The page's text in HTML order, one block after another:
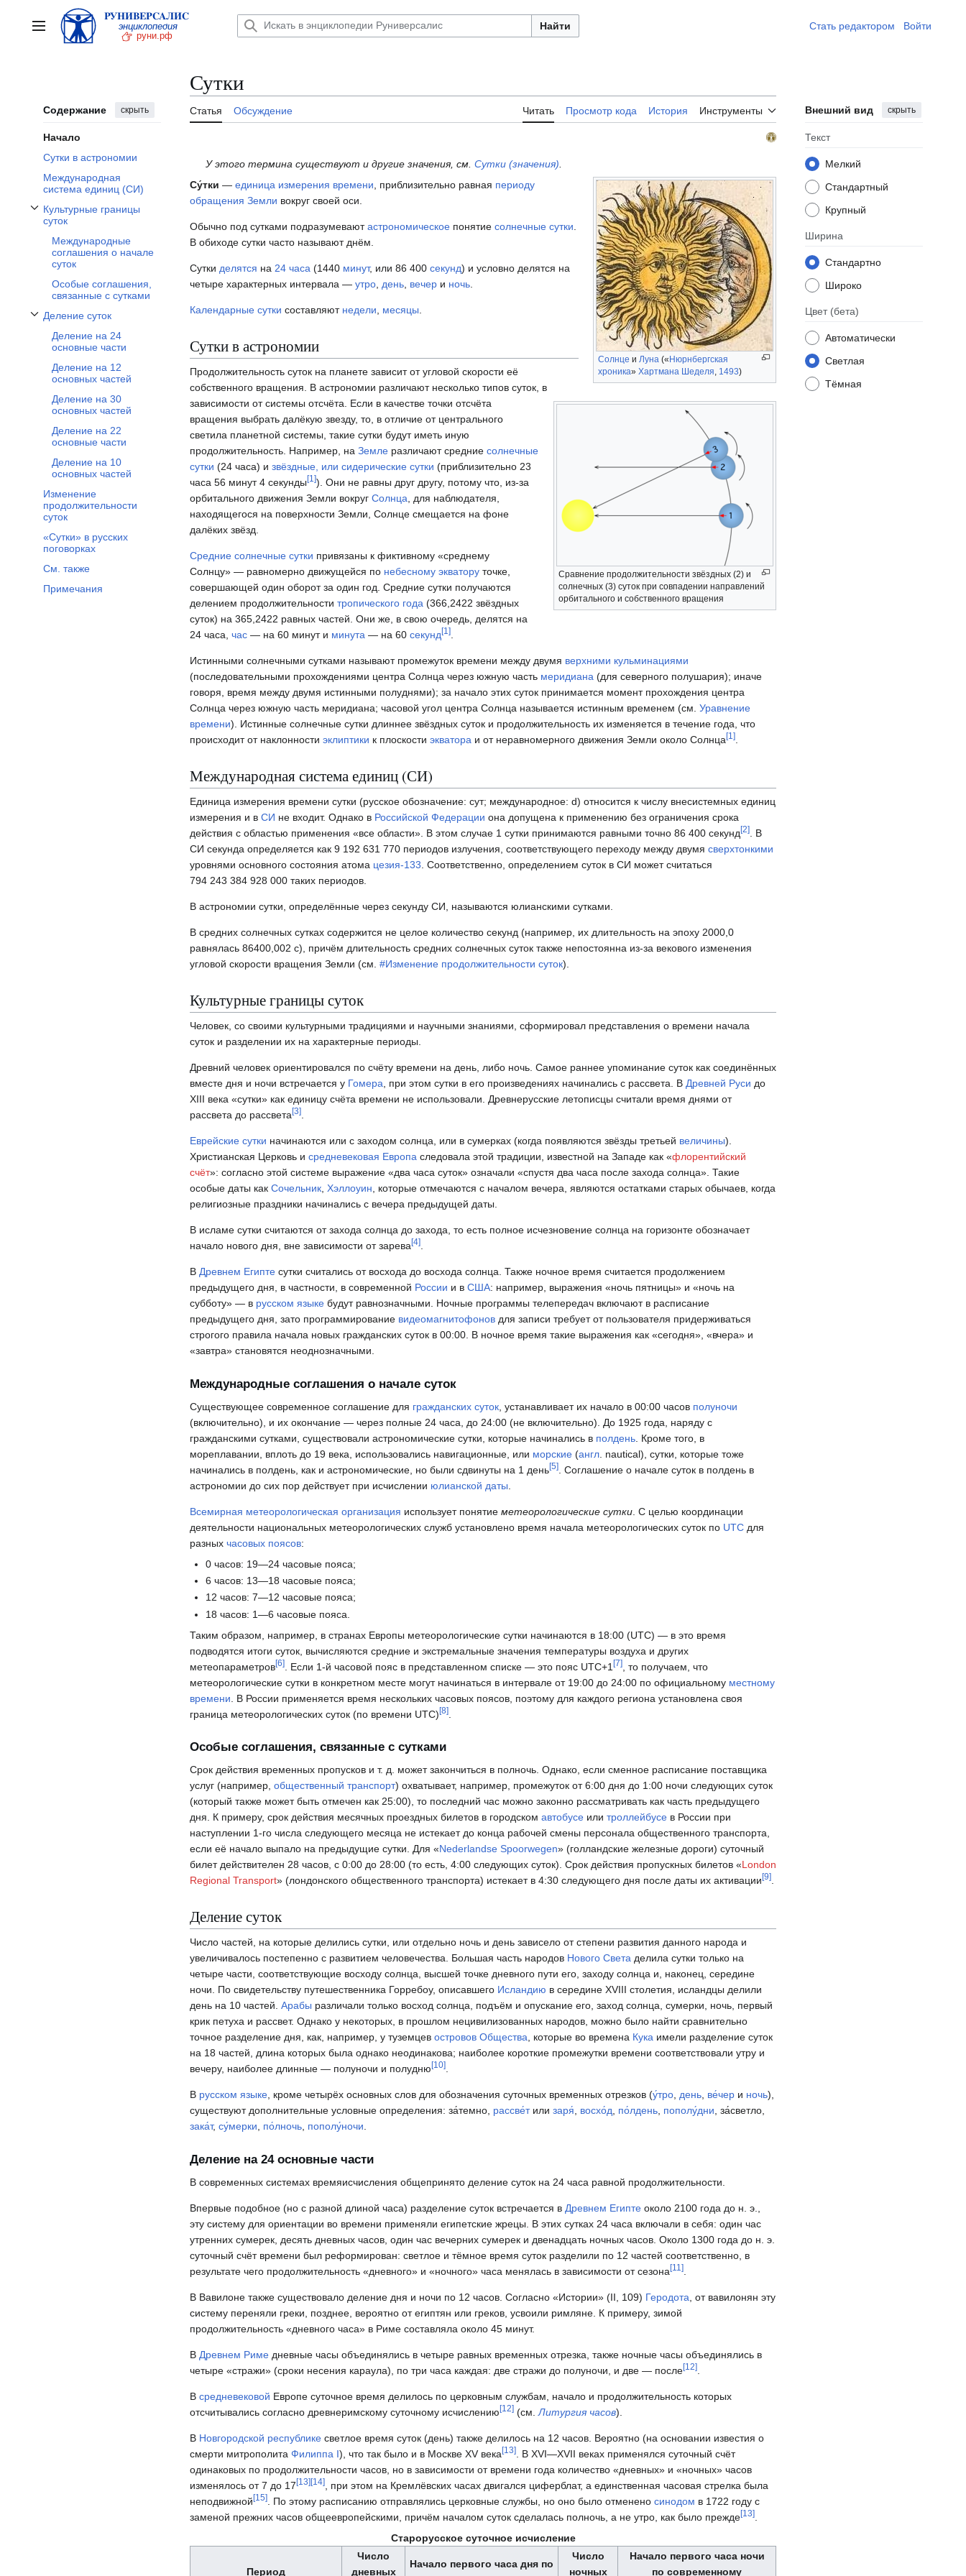
содержаниюГлавное меню Найти Стать редактором ​ Войти
Содержание скрыть
Начало
Сутки в астрономии
Международная
система единиц (СИ)
Культурные границы
суток
Отобразить/Скрыть подраздел Культурные границы суток
Международные
соглашения о начале
суток
Особые соглашения,
связанные с сутками
Деление суток
Отобразить/Скрыть подраздел Деление суток
Деление на 24
основные части
Деление на 12
основных частей
Деление на 30
основных частей
Деление на 22
основные части
Деление на 10
основных частей
Изменение
продолжительности
суток
«Сутки» в русских
поговорках
См. также
Примечания
Сутки
Статья Обсуждение Читать Просмотр кода История Инструменты Внешний вид скрыть
Текст
Мелкий
Стандартный
Крупный
Ширина
Стандартно
Широко
Цвет (бета)
Автоматически
Светлая
Тёмная
У этого термина существуют и другие значения, см.Сутки (значения)
Солнце и Луна (« Нюрнбергская
хроника» Хартмана Шеделя, 1493)
Су́тки — единица измерения времени , приблизительно равная периоду
обращения Земли вокруг своей оси.
Обычно под сутками подразумеваютастрономическое понятие солнечные сутки
В обиходе сутки часто называют днём.
Сутки делятся на 24 часа (1440 минут, или 86 400 секунд) и условно делятся на
четыре характерных интервала — утро день вечер и ночь
Календарные сутки составляют недели месяцы
Сутки в астрономии
Сравнение продолжительности звёздных (2) и
солнечных (3) суток при совпадении направлений
орбитального и собственного вращения
Продолжительность суток на планете зависит от угловой скорости её
собственного вращения. В астрономии различают несколько типов суток, в
зависимости от системы отсчёта. Если в качестве точки отсчёта
вращения выбрать далёкую звезду, то, в отличие от центрального
светила планетной системы, такие сутки будут иметь иную
продолжительность. Например, на Земле различают средние солнечные
сутки (24 часа) и звёздные, или сидерические сутки (приблизительно 23
часа 56 минут 4 секунды [1]). Они не равны друг другу, потому что, из-за
орбитального движения Земли вокруг Солнца , для наблюдателя,
находящегося на поверхности Земли, Солнце смещается на фоне
далёких звёзд.
Средние солнечные сутки привязаны к фиктивному «среднему
Солнцу» — равномерно движущейся по небесному экватору точке,
совершающей один оборот за один год. Средние сутки получаются
делением продолжительности тропического года (366,2422 звёздных
суток) на 365,2422 равных частей. Они же, в свою очередь, делятся на
24 часа, час — на 60 минут и минута — на 60 секунд [1]
Истинными солнечными сутками называют промежуток времени между двумя верхними кульминациями
(последовательными прохождениями центра Солнца через южную часть меридиана (для северного полушария); иначе
говоря, время между двумя истинными полуднями); за начало этих суток принимается момент прохождения центра
Солнца через южную часть меридиана; часовой угол центра Солнца называется истинным временем (см. Уравнение
времени). Истинные солнечные сутки длиннее звёздных суток и продолжительность их изменяется в течение года, что
происходит от наклонности эклиптики к плоскости экватора и от неравномерного движения Земли около Солнца [1]
Международная система единиц (СИ)
Единица измерения времени сутки (русское обозначение: сут; международное: d) относится к числу внесистемных единиц
измерения и в СИ не входит. Однако в Российской Федерации она допущена к применению без ограничения срока
действия с областью применения «все области». В этом случае 1 сутки принимаются равными точно 86 400 секунд [2]
. В
СИ секунда определяется как 9 192 631 770 периодов излучения, соответствующего переходу между двумя сверхтонкими
уровнями основного состояния атома цезия-133 . Соответственно, определением суток в СИ может считаться
794 243 384 928 000 таких периодов.
В астрономии сутки, определённые через секунду СИ, называются юлианскими сутками.
В средних солнечных сутках содержится не целое количество секунд (например, их длительность на эпоху 2000,0
равнялась 86400,002 с), причём длительность средних солнечных суток также непостоянна из-за векового изменения
угловой скорости вращения Земли (см. #Изменение продолжительности суток).
Культурные границы суток
Человек, со своими культурными традициями и научными знаниями, сформировал представления о времени начала
суток и разделении их на характерные периоды.
Древний человек ориентировался по счёту времени на день, либо ночь. Самое раннее упоминание суток как соединённых
вместе дня и ночи встречается у Гомера, при этом сутки в его произведениях начинались с рассвета. В Древней Руси до
XIII века «сутки» как единицу счёта времени не использовали. Древнерусские летописцы считали время днями от
рассвета до рассвета[3].
Еврейские сутки начинаются или с заходом солнца, или в сумерках (когда появляются звёзды третьей величины).
Христианская Церковь и средневековая Европа следовала этой традиции, известной на Западе как «флорентийский
счёт»: согласно этой системе выражение «два часа суток» означали «спустя два часа после захода солнца». Такие
особые даты как Сочельник, Хэллоуин, которые отмечаются с началом вечера, являются остатками старых обычаев, когда
религиозные праздники начинались с вечера предыдущей даты.
В исламе сутки считаются от захода солнца до захода, то есть полное исчезновение солнца на горизонте обозначает
начало нового дня, вне зависимости от зарева[4].
В Древнем Египте сутки считались от восхода до восхода солнца. Также ночное время считается продолжением
предыдущего дня, в частности, в современной России и в США: например, выражения «ночь пятницы» и «ночь на
субботу» — в русском языке будут равнозначными. Ночные программы телепередач включают в расписание
предыдущего дня, зато программирование видеомагнитофонов для записи требует от пользователя придерживаться
строгого правила начала новых гражданских суток в 00:00. В ночное время такие выражения как «сегодня», «вчера» и
«завтра» становятся неоднозначными.
Международные соглашения о начале суток
Существующее современное соглашение для гражданских суток , устанавливает их начало в 00:00 часов полуночи
(включительно), и их окончание — через полные 24 часа, до 24:00 (не включительно). До 1925 года, наряду с
гражданскими сутками, существовали астрономические сутки, которые начинались в полдень . Кроме того, в
мореплавании, вплоть до 19 века, использовались навигационные, или морские (англ . nautical), сутки, которые тоже
начинались в полдень, как и астрономические, но были сдвинуты на 1 день[5]
. Соглашение о начале суток в полдень в
астрономии до сих пор действует при исчислении юлианской даты
Всемирная метеорологическая организация использует понятие метеорологические сутки . С целью координации
деятельности национальных метеорологических служб установлено время начала метеорологических суток по UTC для
разных часовых поясов:
0 часов: 19—24 часовые пояса;
6 часов: 13—18 часовые пояса;
12 часов: 7—12 часовые пояса;
18 часов: 1—6 часовые пояса.
Таким образом, например, в странах Европы метеорологические сутки начинаются в 18:00 (UTC) — в это время
подводятся итоги суток, вычисляются средние и экстремальные значения температуры воздуха и других
метеопараметров[6] . Если 1-й часовой пояс в представленном списке — это пояс UTC+1 [7]
, то получаем, что
метеорологические сутки в конкретном месте могут начинаться в интервале от 19:00 до 24:00 по официальному местному
времени . В России применяется время нескольких часовых поясов, поэтому для каждого региона установлена своя
граница метеорологических суток (по времени UTC) [8]
Особые соглашения, связанные с сутками
Срок действия временных пропусков и т. д. может закончиться в полночь. Однако, если сменное расписание поставщика
услуг (например, общественный транспорт) охватывает, например, промежуток от 6:00 дня до 1:00 ночи следующих суток
(который также может быть отмечен как 25:00), то последний час можно законно рассматривать как часть предыдущего
дня. К примеру, срок действия месячных проездных билетов в городском автобусе или троллейбусе в России при
наступлении 1-го числа следующего месяца не истекает до конца рабочей смены персонала общественного транспорта,
если её начало выпало на предыдущие сутки. Для «Nederlandse Spoorwegen» (голландские железные дороги) суточный
билет действителен 28 часов, с 0:00 до 28:00 (то есть, 4:00 следующих суток). Срок действия пропускных билетов «London
Regional Transport» (лондонского общественного транспорта) истекает в 4:30 следующего дня после даты их активации [9]
Деление суток
Число частей, на которые делились сутки, или отдельно ночь и день зависело от степени развития данного народа и
увеличивалось постепенно с развитием человечества. Большая часть народов Нового Света делила сутки только на
четыре части, соответствующие восходу солнца, высшей точке дневного пути его, заходу солнца и, наконец, середине
ночи. По свидетельству путешественника Горребоу, описавшего Исландию в середине XVIII столетия, исландцы делили
день на 10 частей. Арабы различали только восход солнца, подъём и опускание его, заход солнца, сумерки, ночь, первый
крик петуха и рассвет. Однако у некоторых, в прошлом нецивилизованных народов, можно было найти сравнительно
точное разделение дня, как, например, у туземцев островов Общества, которые во времена Кука имели разделение суток
на 18 частей, длина которых была однако неодинакова; наиболее короткие промежутки времени соответствовали утру и
вечеру, наиболее длинные — полуночи и полудню [10].
В русском языке, кроме четырёх основных слов для обозначения суточных временных отрезков (у́тро, день, ве́чер и ночь),
существуют дополнительные условные определения: за́темно, рассве́тили заря́, восхо́д, по́лдень, пополу́дни, за́светло,
зака́т, су́мерки, по́лночь, пополу́ночи.
Деление на 24 основные части
В современных системах времяисчисления общепринято деление суток на 24 часа равной продолжительности.
Впервые подобное (но с разной длиной часа) разделение суток встречается в Древнем Египте около 2100 года до н. э.,
эту систему для ориентации во времени применяли египетские жрецы. В этих сутках 24 часа включали в себя: один час
утренних сумерек, десять дневных часов, один час вечерних сумерек и двенадцать ночных часов. Около 1300 года до н. э.
суточный счёт времени был реформирован: светлое и тёмное время суток разделили по 12 частей соответственно, в
результате чего продолжительность «дневного» и «ночного» часа менялась в зависимости от сезона [11]
В Вавилоне также существовало деление дня и ночи по 12 часов. Согласно «Истории» (II, 109) Геродота , от вавилонян эту
систему переняли греки, позднее, вероятно от египтян или греков, усвоили римляне. К примеру, зимой
продолжительность «дневного часа» в Риме составляла около 45 минут.
В Древнем Риме дневные часы объединялись в четыре равных временных отрезка, также ночные часы объединялись в
четыре «стражи» (сроки несения караула), по три часа каждая: две стражи до полуночи, и две — после[12]
В средневековой Европе суточное время делилось по церковным службам, начало и продолжительность которых
отсчитывались согласно древнеримскому суточному исчислению [12] (см. Литургия часов).
В Новгородской республике светлое время суток (день) также делилось на 12 часов. Вероятно (на основании известия о
смерти митрополита Филиппа I), что так было и в Москве XV века [13]
. В XVI—XVII веках применялся суточный счёт
одинаковых по продолжительности часов, но в зависимости от времени года количество «дневных» и «ночных» часов
изменялось от 7 до 17 [13] [14]
, при этом на Кремлёвских часах двигался циферблат, а единственная часовая стрелка была
неподвижной [15] . По этому расписанию отправлялись церковные службы, но оно было отменено синодом в 1722 году с
заменой прежних часов общеевропейскими, причём началом суток сделалась полночь, а не утро, как было прежде[13]
Старорусское суточное исчисление
Период
Число
дневных
Начало первого часа дня по
Число
ночных
Начало первого часа ночи
по современному